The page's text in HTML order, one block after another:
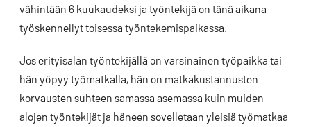
vähintään 6 kuukaudeksi ja työntekijä on tänä aikana
työskennellyt toisessa työntekemispaikassa.
Jos erityisalan työntekijällä on varsinainen työpaikka tai
hän yöpyy työmatkalla, hän on matkakustannusten
korvausten suhteen samassa asemassa kuin muiden
alojen työntekijät ja häneen sovelletaan yleisiä työmatkaa